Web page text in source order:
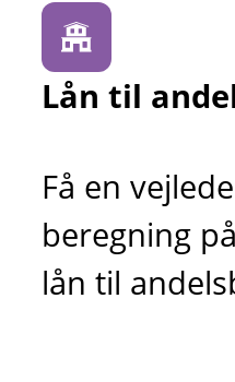
Lån til
Få en
beregning
lån til